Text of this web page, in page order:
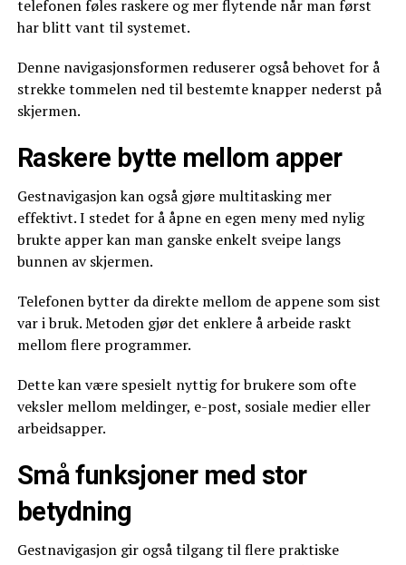
telefonen føles raskere og mer flytende når man først
har blitt vant til systemet.
Denne navigasjonsformen reduserer også behovet for å
strekke tommelen ned til bestemte knapper nederst på
skjermen.
Raskere bytte mellom apper
Gestnavigasjon kan også gjøre multitasking mer
effektivt. I stedet for å åpne en egen meny med nylig
brukte apper kan man ganske enkelt sveipe langs
bunnen av skjermen.
Telefonen bytter da direkte mellom de appene som sist
var i bruk. Metoden gjør det enklere å arbeide raskt
mellom flere programmer.
Dette kan være spesielt nyttig for brukere som ofte
veksler mellom meldinger, e-post, sosiale medier eller
arbeidsapper.
Små funksjoner med stor
betydning
Gestnavigasjon gir også tilgang til flere praktiske